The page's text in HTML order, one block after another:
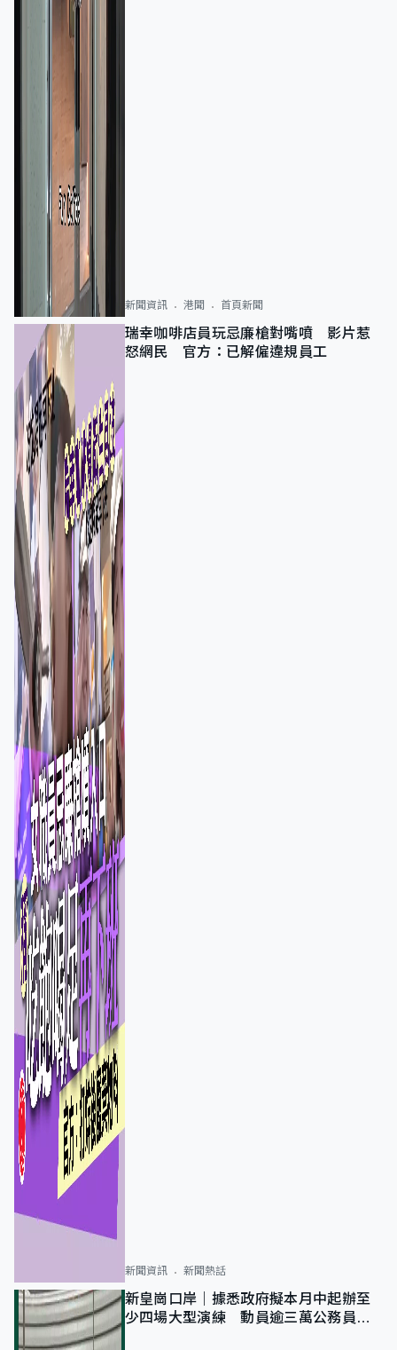
新聞資訊 港聞 首頁新聞
瑞幸咖啡店員玩忌廉槍對嘴噴 影片惹
怒網民 官方：已解僱違規員工
新聞資訊 新聞熱話
新皇崗口岸｜據悉政府擬本月中起辦至
少四場大型演練 動員逾三萬公務員人